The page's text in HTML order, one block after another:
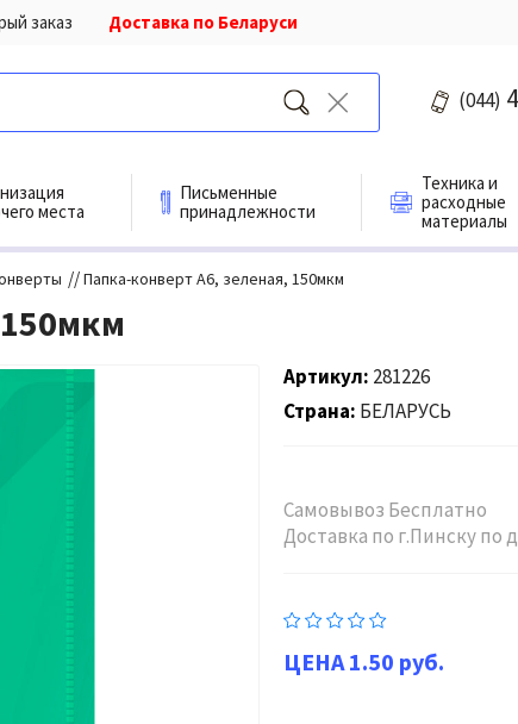
заказ Доставка по Беларуси
(044)
места
Письменные
принадлежности
Техника и
расходные
материалы
//Папка-конверт A6, зеленая, 150мкм
Артикул 281226
Страна БЕЛАРУСЬ
Самовывоз Бесплатно
Доставка по г.Пинску по
1.50 руб.